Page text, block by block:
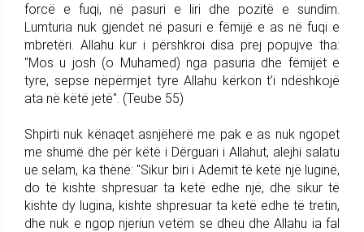
forcë e fuqi, në pasuri e liri dhe pozitë e sundim.
Lumturia nuk gjendet në pasuri e fëmijë e as në fuqi e
mbretëri. Allahu kur i përshkroi disa prej popujve tha:
"Mos u josh (o Muhamed) nga pasuria dhe fëmijët e
tyre, sepse nëpërmjet tyre Allahu kërkon t’i ndëshkojë
ata në këtë jetë". (Teube 55)
Shpirti nuk kënaqet asnjëherë me pak e as nuk ngopet
me shumë dhe për këtë i Dërguari i Allahut, alejhi salatu
ue selam, ka thënë: "Sikur biri i Ademit të ketë një luginë,
do të kishte shpresuar ta ketë edhe një, dhe sikur të
kishte dy lugina, kishte shpresuar ta ketë edhe të tretin,
dhe nuk e ngop njeriun vetëm se dheu dhe Allahu ia fal